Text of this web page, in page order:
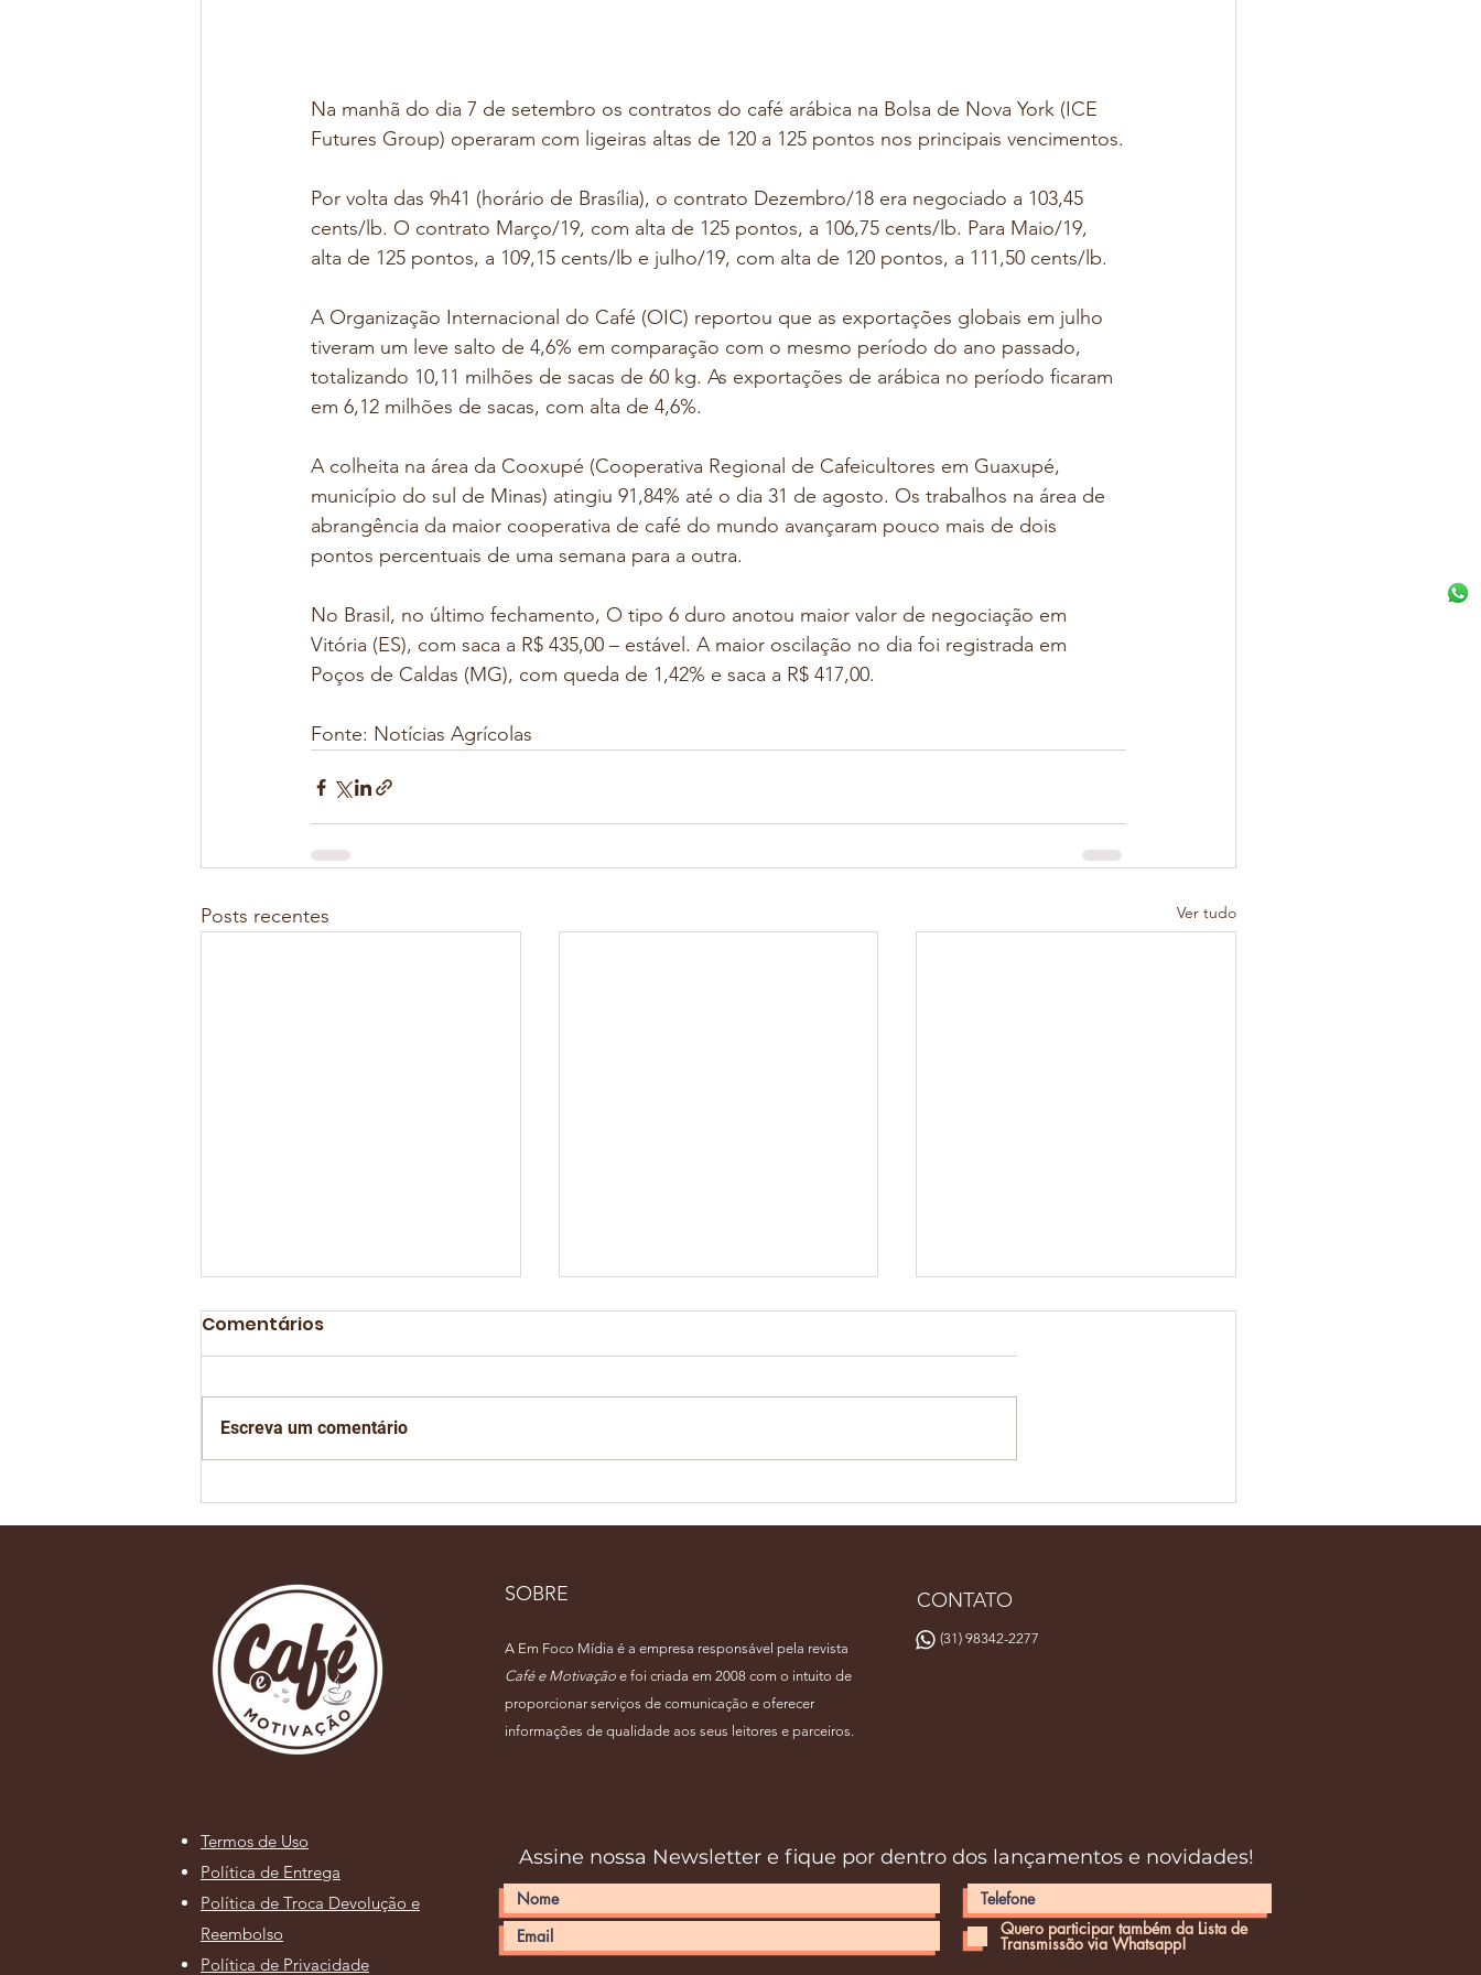
Na manhã do dia 7 de setembro os contratos do café arábica na Bolsa de Nova York (ICE
Futures Group) operaram com ligeiras altas de 120 a 125 pontos nos principais vencimentos.
Por volta das 9h41 (horário de Brasília), o contrato Dezembro/18 era negociado a 103,45
cents/lb. O contrato Março/19, com alta de 125 pontos, a 106,75 cents/lb. Para Maio/19,
alta de 125 pontos, a 109,15 cents/lb e julho/19, com alta de 120 pontos, a 111,50 cents/lb.
A Organização Internacional do Café (OIC) reportou que as exportações globais em julho
tiveram um leve salto de 4,6% em comparação com o mesmo período do ano passado,
totalizando 10,11 milhões de sacas de 60 kg. As exportações de arábica no período ficaram
em 6,12 milhões de sacas, com alta de 4,6%.
A colheita na área da Cooxupé (Cooperativa Regional de Cafeicultores em Guaxupé,
município do sul de Minas) atingiu 91,84% até o dia 31 de agosto. Os trabalhos na área de
abrangência da maior cooperativa de café do mundo avançaram pouco mais de dois
pontos percentuais de uma semana para a outra.
No Brasil, no último fechamento, O tipo 6 duro anotou maior valor de negociação em
Vitória (ES), com saca a R$ 435,00 – estável. A maior oscilação no dia foi registrada em
Poços de Caldas (MG), com queda de 1,42% e saca a R$ 417,00.
Fonte: Notícias Agrícolas
Posts recentes Ver tudo
Mitos e verdades sobre o
preparo do café: o que
resultado na xícara?
Está chegando o dia de
mais um São Paulo
Pernambuco Café Show
reúne especialistas em
Comentários
Escreva um comentário
SOBRE
A Em Foco Mídia é a empresa responsável pela revista
Café e Motivação e foi criada em 2008 com o intuito de
proporcionar serviços de comunicação e oferecer
informações de qualidade aos seus leitores e parceiros.
CONTATO
(31) 98342-2277
Termos de Uso
Política de Entrega
Política de Troca Devolução e
Reembolso
Política de Privacidade
Assine nossa Newsletter e fique por dentro dos lançamentos e novidades!
Quero participar também da Lista de
Transmissão via Whatsapp!